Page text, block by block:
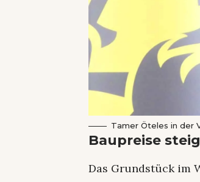
Tamer Öteles in der
Baupreise
Das Grundstück im